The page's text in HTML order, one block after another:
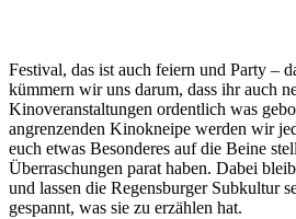
Festival, das ist auch feiern und Party –
kümmern wir uns darum, dass ihr auch
Kinoveranstaltungen ordentlich was
angrenzenden Kinokneipe werden wir
euch etwas Besonderes auf die Beine
Überraschungen parat haben. Dabei
und lassen die Regensburger Subkultur
gespannt, was sie zu erzählen hat.